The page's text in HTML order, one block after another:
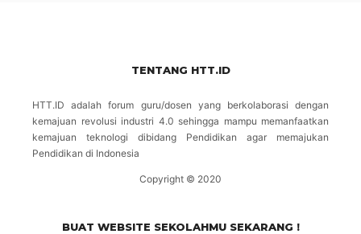
TENTANG HTT.ID
HTT.ID adalah forum guru/dosen yang berkolaborasi dengan
kemajuan revolusi industri 4.0 sehingga mampu memanfaatkan
kemajuan teknologi dibidang Pendidikan agar memajukan
Pendidikan di Indonesia
Copyright © 2020
BUAT WEBSITE SEKOLAHMU SEKARANG !